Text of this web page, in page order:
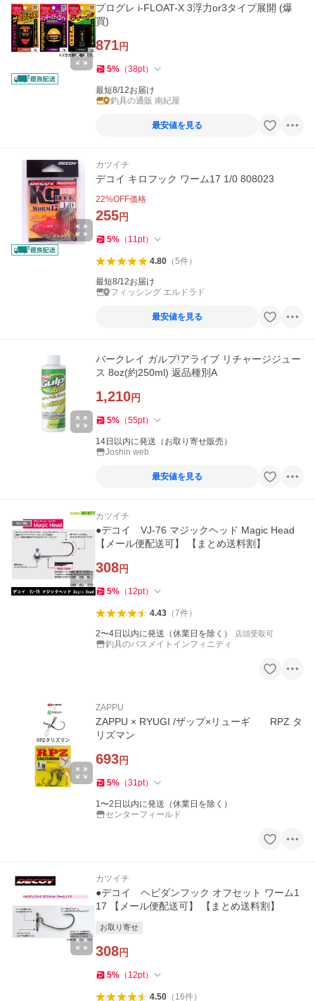
プログレ i-FLOAT-X 3浮力or3タイプ展開 (爆
買)
871円
5% （38pt）
最短8/12お届け
釣具の通販 南紀屋
最安値を見る
カツイチ
デコイ キロフック ワーム17 1/0 808023
22%OFF価格
255円
5% （ 11pt）
4.80（5件）
最短8/12お届け
フィッシング エルドラド
最安値を見る
バークレイ ガルプ!アライブ リチャージジュー
ス 8oz(約250ml) 返品種別A
1,210円
5% （55pt）
14日以内に発送（お取り寄せ販売）
Joshin web
最安値を見る
カツイチ
●デコイ VJ-76 マジックヘッド Magic Head
【メール便配送可】 【まとめ送料割】
308円
5% （ 12pt）
4.43（7件）
2〜4日以内に発送（休業日を除く） 店頭受取可
釣具のバスメイトインフィニティ
ZAPPU
ZAPPU × RYUGI /ザップ×リューギ RPZ タ
リズマン
693円
5% （31pt）
1〜2日以内に発送（休業日を除く）
センターフィールド
カツイチ
●デコイ ヘビダンフック オフセット ワーム1
17 【メール便配送可】 【まとめ送料割】
お取り寄せ
308円
5% （ 12pt）
4.50（ 16件）